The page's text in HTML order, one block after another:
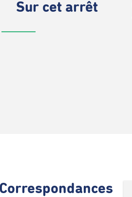
Sur cet arrêt
Correspondances